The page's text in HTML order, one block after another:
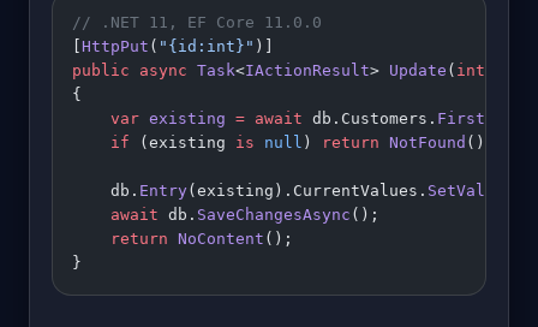
// .NET 11, EF Core 11.0.0
HttpPut ( "{id:int}" )]
public async Task<IActionResult> Update ( int
{
    var
existing = await db.Customers.
    if
(existing is null ) return NotFound ();
    db.
Entry(existing).CurrentValues. SetValues
    await
db. SaveChangesAsync ();
    return
NoContent ();
}